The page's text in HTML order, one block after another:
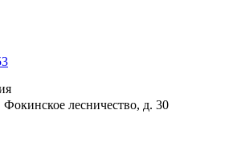
Фокинское лесничество, д. 30